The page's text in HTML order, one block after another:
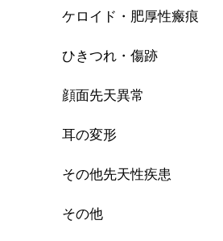
ケロイド・肥厚性瘢痕
ひきつれ・傷跡
顔面先天異常
耳の変形
その他先天性疾患
その他